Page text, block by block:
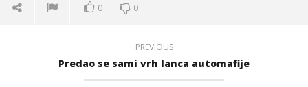
0 0
PREVIOUS
Predao se sami vrh lanca automafije